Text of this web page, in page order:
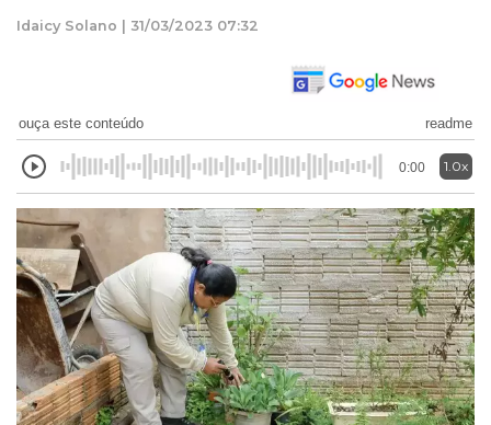
Idaicy Solano | 31/03/2023 07:32
ouça este conteúdo readme
0:00 1.0x